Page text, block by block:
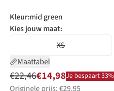
Kleur:mid green
Kies jouw maat:
XS
Maattabel
€22,46€14,98Je bespaart 33%
Originele prijs: €29,95